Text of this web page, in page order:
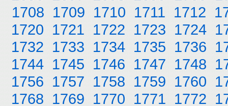
1708 1709 1710 1711 1712
1720 1721 1722 1723 1724
1732 1733 1734 1735 1736
1744 1745 1746 1747 1748
1756 1757 1758 1759 1760
1768 1769 1770 1771 1772